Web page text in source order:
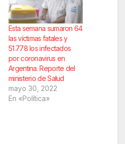
Esta semana sumaron 64
las víctimas fatales y
51.778 los infectados
por coronavirus en
Argentina. Reporte del
ministerio de Salud
mayo 30, 2022
En «Política»